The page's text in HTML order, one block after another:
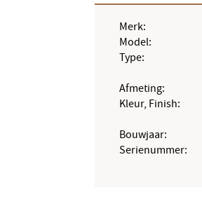
Merk:
Model:
Type:
Afmeting:
Kleur, Finish:
Bouwjaar:
Serienummer: